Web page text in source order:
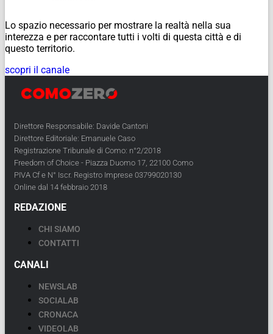
Lo spazio necessario per mostrare la realtà nella sua
interezza e per raccontare tutti i volti di questa città e di
questo territorio.
scopri il canale
Direttore Responsabile: Davide Cantoni
Direttore Editoriale: Emanuele Caso
Registrazione Tribunale di Como: n°2/2018
Freedom of Choice - Piazza Duomo 17, 22100 Como
PIVA Cf e N° Iscr. Registro Imprese 03799020130
Online dal 14 febbraio 2018
REDAZIONE
CHI SIAMO
CONTATTI
CANALI
NEWSLAB
SOCIALAB
CRONACA
VIDEOLAB